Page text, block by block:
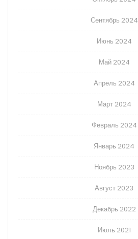
Сентябрь 2024
Июнь 2024
Май 2024
Апрель 2024
Март 2024
Февраль 2024
Январь 2024
Ноябрь 2023
Август 2023
Декабрь 2022
Июль 2021